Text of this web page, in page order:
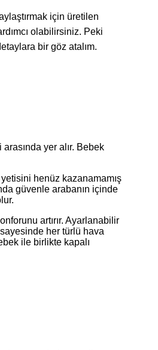
için üretilen
olabilirsiniz. Peki
bir göz atalım.
yer alır. Bebek
henüz kazanamamış
güvenle arabanın içinde
artırır. Ayarlanabilir
her türlü hava
ile birlikte kapalı